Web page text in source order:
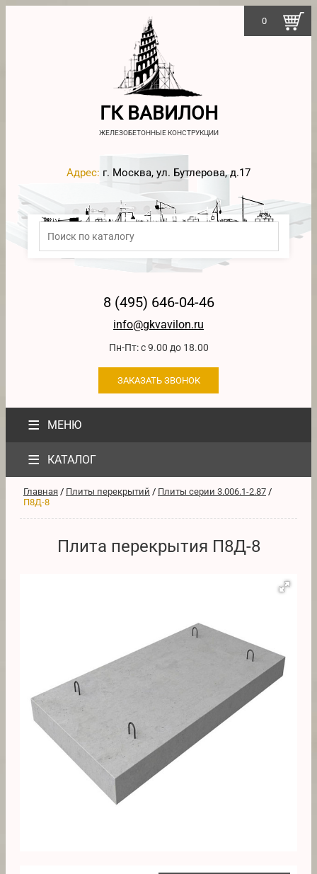
ГК ВАВИЛОН
ЖЕЛЕЗОБЕТОННЫЕ КОНСТРУКЦИИ
Адрес: г. Москва, ул. Бутлерова, д.17
8 (495) 646-04-46
info@gkvavilon.ru
Пн-Пт: с 9.00 до 18.00
ЗАКАЗАТЬ ЗВОНОК
≡ МЕНЮ
0
≡ КАТАЛОГ
Главная / Плиты перекрытий / Плиты серии 3.006.1-2.87 /
П8Д-8
Плита перекрытия П8Д-8